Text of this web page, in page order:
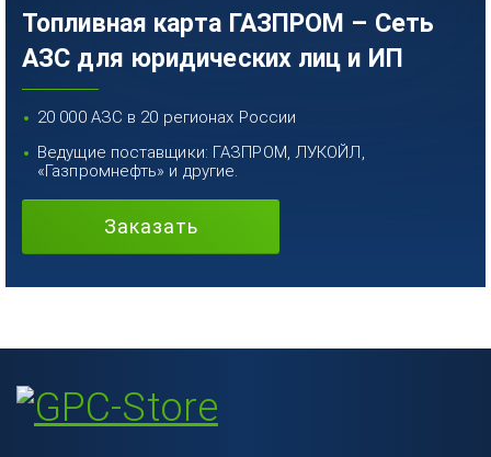
Топливная карта ГАЗПРОМ – Сеть
АЗС для юридических лиц и ИП
20 000 АЗС в 20 регионах России
Ведущие поставщики: ГАЗПРОМ, ЛУКОЙЛ,
«Газпромнефть» и другие.
Заказать